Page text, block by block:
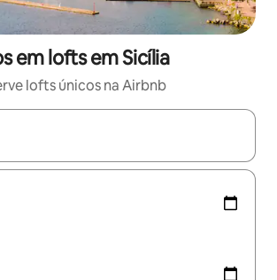
em lofts em Sicília
lofts únicos na Airbnb
estiverem disponíveis, navegue com